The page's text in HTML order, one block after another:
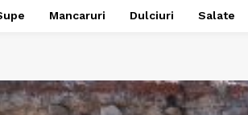
Mancaruri Dulciuri Salate